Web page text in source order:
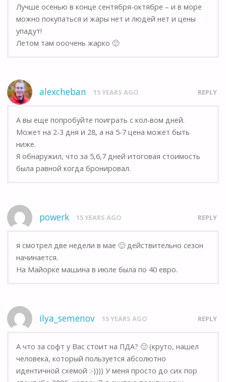
Лучше осенью в конце сентября-октябре – и в море
можно покупаться и жары нет и людей нет и цены
упадут!
Летом там ооочень жарко 🙂
alexcheban 15 YEARS AGO REPLY
А вы еще попробуйте поиграть с кол-вом дней.
Может на 2-3 дня и 28, а на 5-7 цена может быть
ниже.
Я обнаружил, что за 5,6,7 дней итоговая стоимость
была равной когда бронировал.
powerk 15 YEARS AGO REPLY
я смотрел две недели в мае 🙂 действительно сезон
начинается.
На Майорке машина в июле была по 40 евро.
ilya_semenov 15 YEARS AGO REPLY
А что за софт у Вас стоит на ПДА? 🙂 (круто, нашел
человека, который пользуется абсолютно
идентичной схемой :-)))) У меня просто до сих пор